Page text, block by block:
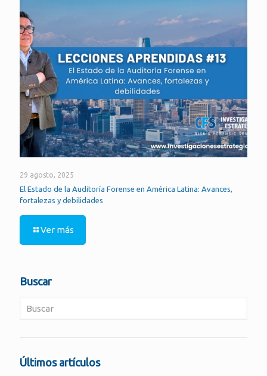
29 agosto, 2025
El Estado de la Auditoría Forense en América Latina: Avances,
fortalezas y debilidades
Ver más
Buscar
Últimos artículos